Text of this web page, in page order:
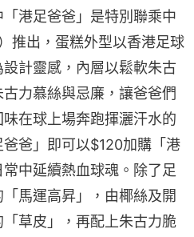
港足爸爸」是特別聯乘中
推出，蛋糕外型以香港足球
計靈感，內層以鬆軟朱古
力慕絲與忌廉，讓爸爸們
在球上場奔跑揮灑汗水的
爸」即可以$120加購「港
中延續熱血球魂。除了足
馬運高昇」，由椰絲及開
草皮」，再配上朱古力脆